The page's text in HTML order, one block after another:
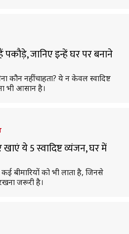
पकौड़े, जानिए इन्हें घर पर बनाने
नहीं चाहता? ये न केवल स्वादिष्ट
भी आसान है।
ये 5 स्वादिष्ट व्यंजन, घर में
बीमारियों को भी लाता है, जिनसे
जरूरी है।